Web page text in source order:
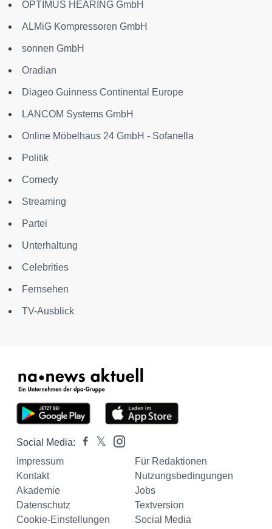
OPTIMUS HEARING GmbH
ALMiG Kompressoren GmbH
sonnen GmbH
Oradian
Diageo Guinness Continental Europe
LANCOM Systems GmbH
Online Möbelhaus 24 GmbH - Sofanella
Politik
Comedy
Streaming
Partei
Unterhaltung
Celebrities
Fernsehen
TV-Ausblick
Social Media:
Impressum
Für Redaktionen
Kontakt
Nutzungsbedingungen
Akademie
Jobs
Datenschutz
Textversion
Cookie-Einstellungen
Social Media